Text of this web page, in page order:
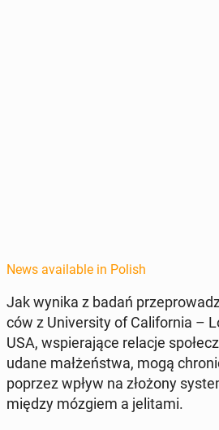
News available in Polish
Jak wynika z badań
ców z Uni­ver­si­ty of Cal­i­for­nia –
USA, wspier­a­jące relacje
udane małżeńst­wa, mogą
poprzez wpływ na złożony
między mózgiem a jeli­ta­mi.